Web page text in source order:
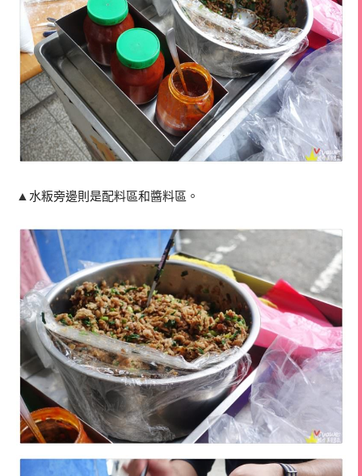
▲ 水粄旁邊則是配料區和醬料區。